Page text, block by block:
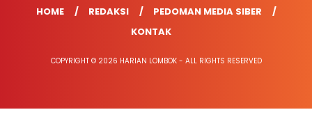
HOME REDAKSI
PEDOMAN MEDIA SIBER
KONTAK
COPYRIGHT © 2026 HARIAN LOMBOK - ALL RIGHTS RESERVED